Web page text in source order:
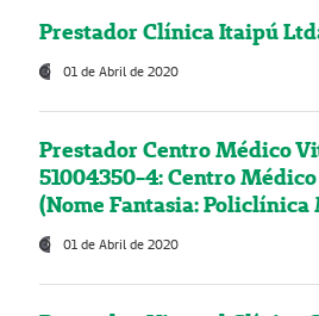
Prestador Clínica Itaipú
01 de Abril de 2020
Prestador Centro Médico
51004350-4: Centro
(Nome Fantasia: Policlínica
01 de Abril de 2020